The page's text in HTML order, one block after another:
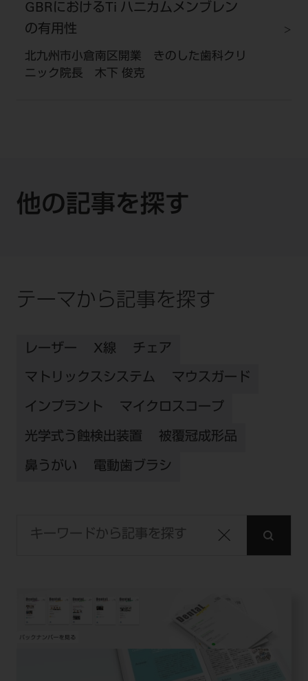
GBRにおけるTi ハニカムメンブレン
の有用性
北九州市小倉南区開業 きのした歯科クリ
ニック院長 木下 俊克
他の記事を探す
テーマから記事を探す
レーザー X線 チェア
マトリックスシステム マウスガード
インプラント マイクロスコープ
光学式う蝕検出装置 被覆冠成形品
鼻うがい 電動歯ブラシ